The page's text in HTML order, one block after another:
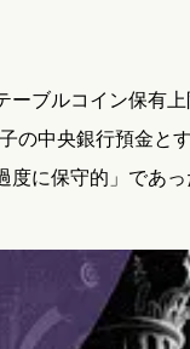
ブルコイン保有
中央銀行預金と
に保守的」であっ